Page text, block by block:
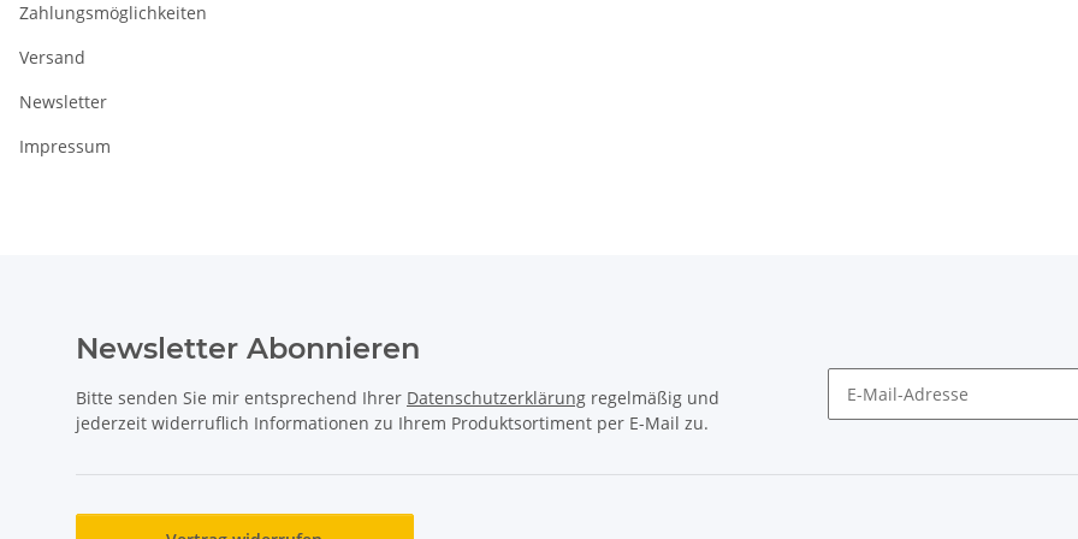
Zahlungsmöglichkeiten
Versand
Newsletter
Impressum
Newsletter Abonnieren
Bitte senden Sie mir entsprechend Ihrer Datenschutzerklärung regelmäßig und
jederzeit widerruflich Informationen zu Ihrem Produktsortiment per E-Mail zu.